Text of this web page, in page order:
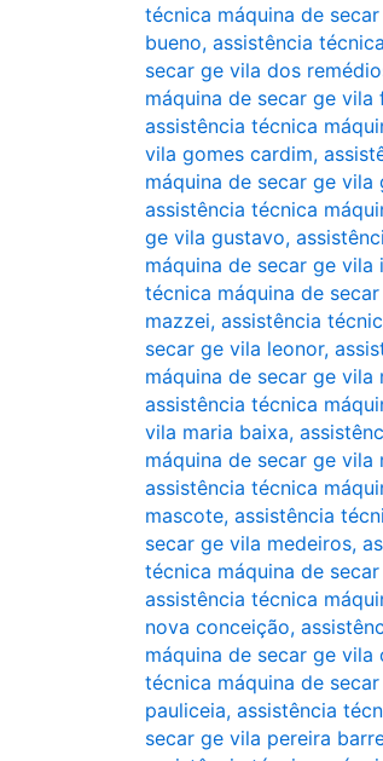
técnica máquina de
bueno, assistência
secar ge vila dos
máquina de secar ge vila
assistência técnica
vila gomes cardim,
máquina de secar ge vila
assistência técnica
ge vila gustavo,
máquina de secar ge vila
técnica máquina de
mazzei, assistência
secar ge vila leonor,
máquina de secar ge vila
assistência técnica
vila maria baixa,
máquina de secar ge vila
assistência técnica
mascote, assistência
secar ge vila medeiros,
técnica máquina de
assistência técnica
nova conceição,
máquina de secar ge vila
técnica máquina de
pauliceia, assistência
secar ge vila pereira